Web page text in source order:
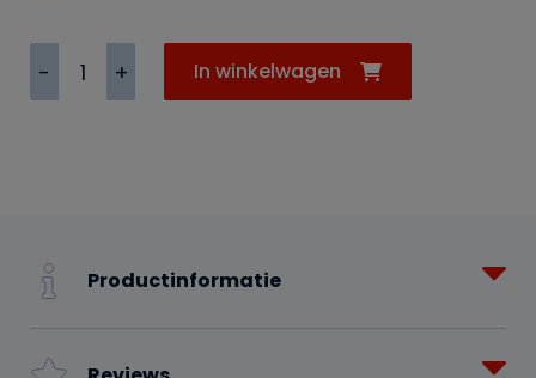
Hittebes.
bekertjes
180cc
In winkelwagen
Productinformatie